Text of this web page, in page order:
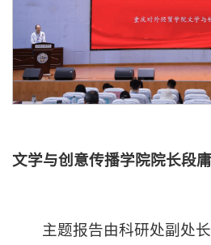
文学与创意传播学院院长段
主题报告由科研处副处